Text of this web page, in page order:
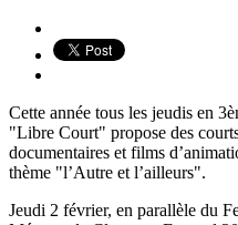
Cette année tous les jeudis en
"Libre Court" propose des
documentaires et films
thème "l’Autre et l’ailleurs".
Jeudi 2 février, en parallèle du